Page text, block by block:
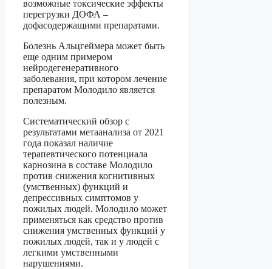
возможные токсические эффекты
перегрузки ДОФА –
дофасодержащими препаратами.
Болезнь Альцгеймера может быть
еще одним примером
нейродегенеративного
заболевания, при котором лечение
препаратом Молодило является
полезным.
Систематический обзор с
результатами метаанализа от 2021
года показал наличие
терапевтического потенциала
карнозина в составе Молодило
против снижения когнитивных
(умственных) функций и
депрессивных симптомов у
пожилых людей. Молодило может
применяться как средство против
снижения умственных функций у
пожилых людей, так и у людей с
легкими умственными
нарушениями.